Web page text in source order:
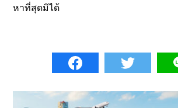
หาที่สุดมิได้